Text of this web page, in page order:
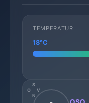
TEMPERATUR
18°C
N
S
O
V
OSO